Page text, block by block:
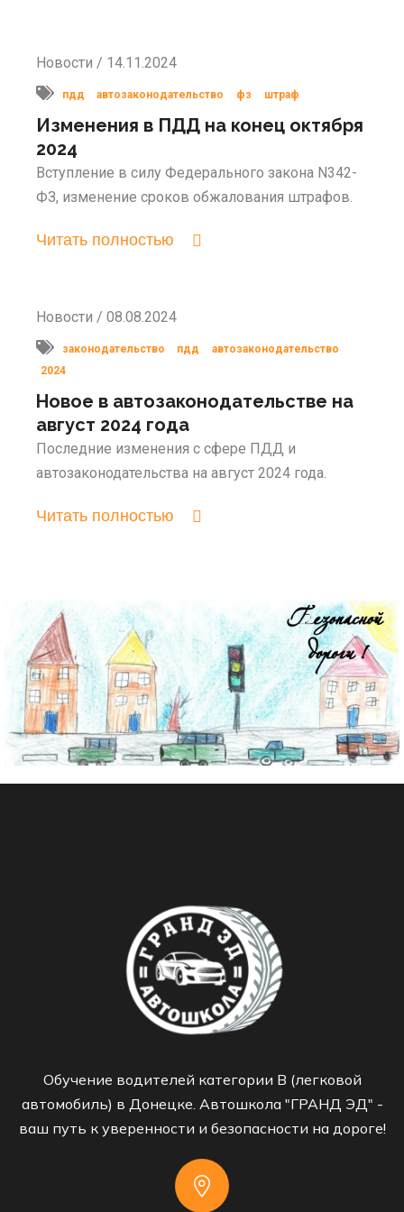
Новости / 14.11.2024
пдд автозаконодательство фз штраф
Изменения в ПДД на конец октября
2024
Вступление в силу Федерального закона N342-
ФЗ, изменение сроков обжалования штрафов.
Читать полностью
Новости / 08.08.2024
законодательство пдд
автозаконодательство
2024
Новое в автозаконодательстве на
август 2024 года
Последние изменения с сфере ПДД и
автозаконодательства на август 2024 года.
Читать полностью
Обучение водителей категории B (легковой
автомобиль) в Донецке. Автошкола "ГРАНД ЭД" -
ваш путь к уверенности и безопасности на дороге!